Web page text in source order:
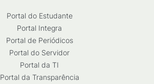
Portal do Estudante
Portal Integra
Portal de Periódicos
Portal do Servidor
Portal da TI
Portal da Transparência